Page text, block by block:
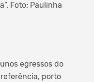
Foto: Paulinha
egressos do
porto